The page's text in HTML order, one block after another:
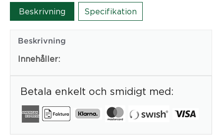
Kondator
AB
Beskrivning Specifikation
Beskrivning
Innehåller:
Betala enkelt och smidigt med: